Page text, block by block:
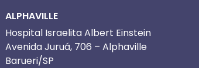
ALPHAVILLE
Hospital Israelita Albert Einstein
Avenida Juruá, 706 – Alphaville
Barueri/SP